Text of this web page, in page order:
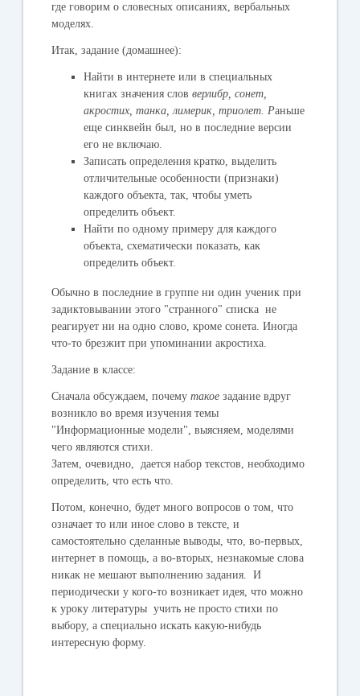
где говорим о словесных описаниях, вербальных
моделях.
Итак,задание (домашнее):
Найти в интернете или в специальных
книгах значения словверлибр, сонет,
акростих, танка, лимерик, триолет. Раньше
еще синквейн был, но в последние версии
его не включаю.
Записать определения кратко, выделить
отличительные особенности (признаки)
каждого объекта, так, чтобы уметь
определить объект.
Найти по одному примеру для каждого
объекта, схематически показать, как
определить объект.
Обычно в последние в группе ни один ученик при
задиктовывании этого "странного" списка не
реагирует ни на одно слово, кроме сонета. Иногда
что-то брезжит при упоминании акростиха.
Задание в классе:
Сначала обсуждаем, почемутакое задание вдруг
возникло во время изучения темы
"Информационные модели", выясняем, моделями
чего являются стихи.
Затем, очевидно, дается набор текстов, необходимо
определить, что есть что.
Потом, конечно, будет много вопросов о том, что
означает то или иное слово в тексте, и
самостоятельно сделанные выводы, что, во-первых,
интернет в помощь, а во-вторых, незнакомые слова
никак не мешают выполнению задания. И
периодически у кого-то возникает идея, что можно
к уроку литературы учить не просто стихи по
выбору, а специально искать какую-нибудь
интересную форму.